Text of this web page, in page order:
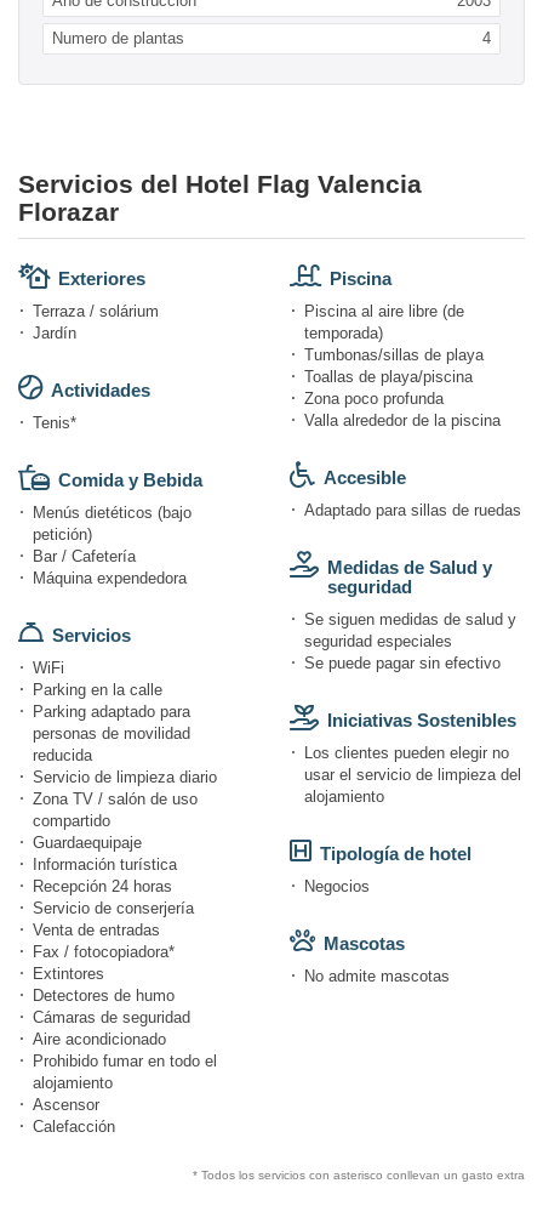
Numero de plantas 4
Servicios del Hotel Flag Valencia
Florazar
Exteriores
Terraza / solárium
Jardín
Actividades
Tenis*
Comida y Bebida
Menús dietéticos (bajo
petición)
Bar / Cafetería
Máquina expendedora
Servicios
WiFi
Parking en la calle
Parking adaptado para
personas de movilidad
reducida
Servicio de limpieza diario
Zona TV / salón de uso
compartido
Guardaequipaje
Información turística
Recepción 24 horas
Servicio de conserjería
Venta de entradas
Fax / fotocopiadora*
Extintores
Detectores de humo
Cámaras de seguridad
Aire acondicionado
Prohibido fumar en todo el
alojamiento
Ascensor
Calefacción
Piscina
Piscina al aire libre (de
temporada)
Tumbonas/sillas de playa
Toallas de playa/piscina
Zona poco profunda
Valla alrededor de la piscina
Accesible
Adaptado para sillas de ruedas
Medidas de Salud y
seguridad
Se siguen medidas de salud y
seguridad especiales
Se puede pagar sin efectivo
Iniciativas Sostenibles
Los clientes pueden elegir no
usar el servicio de limpieza del
alojamiento
Tipología de hotel
Negocios
Mascotas
No admite mascotas
* Todos los servicios con asterisco conllevan un gasto extra